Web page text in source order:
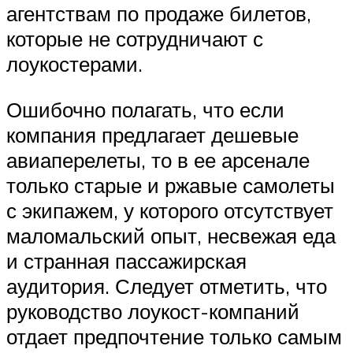
агентствам по продаже билетов,
которые не сотрудничают с
лоукостерами.
Ошибочно полагать, что если
компания предлагает дешевые
авиаперелеты, то в ее арсенале
только старые и ржавые самолеты
с экипажем, у которого отсутствует
маломальский опыт, несвежая еда
и странная пассажирская
аудитория. Следует отметить, что
руководство лоукост-компаний
отдает предпочтение только самым